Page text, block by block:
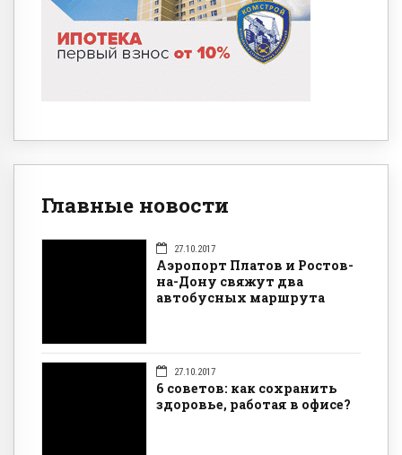
Главные новости
27.10.2017
Аэропорт Платов и Ростов-
на-Дону свяжут два
автобусных маршрута
27.10.2017
6 советов: как сохранить
здоровье, работая в офисе?